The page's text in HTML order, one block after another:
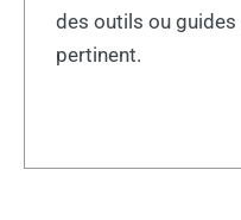
des outils ou guides
pertinent.